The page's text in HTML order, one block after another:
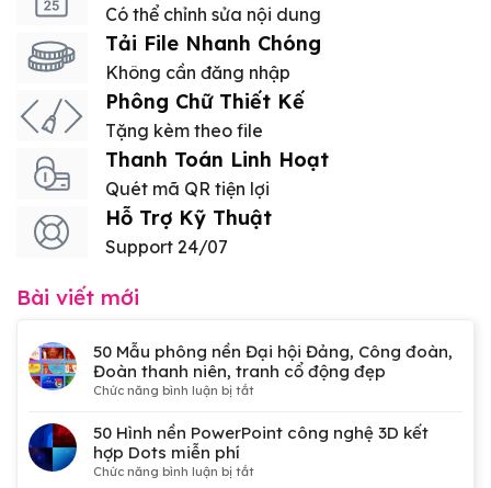
Có thể chỉnh sửa nội dung
Tải File Nhanh Chóng
Không cần đăng nhập
Phông Chữ Thiết Kế
Tặng kèm theo file
Thanh Toán Linh Hoạt
Quét mã QR tiện lợi
Hỗ Trợ Kỹ Thuật
Support 24/07
Bài viết mới
50 Mẫu phông nền Đại hội Đảng, Công đoàn,
Đoàn thanh niên, tranh cổ động đẹp
Chức năng bình luận bị tắtở
Mẫu
50 Hình nền PowerPoint công nghệ 3D kết
hợp Dots miễn phí
Chức năng bình luận bị tắtở